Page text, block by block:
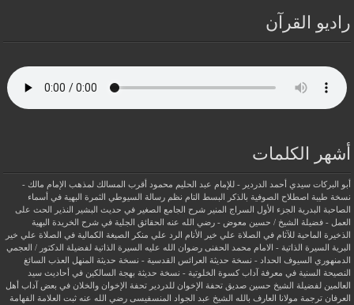
راديو القرآن
أشهر الكلمات
أبو البركات سيدي أحمد الدردير - للإمام عبد الحليم محمود
أقرب المسالك لمذهب الإمام مالك -
نسخة طيبة اصطلاح الصوفية بالذكر البسط التام نظم رسالة السيوطي
الثمرة البهية في أسماء
الصاحبة البدرية
الجزء الأول السراج المنير شرح الجامع الصغير في حديث البشير النذير
الحث على
العمل - فضيلة الشيخ / حسين معوض - رضي الله عنه
الحقائق الجلية في شرح الخريدة البهية
الذخيرة الماحية للآثام في الصلاة علي خير الأنام
الرد علي منكر الصيغة الكمالية في الصلاة علي خير
البرية
السيرة الذاتية - الامام محمد الحفنى رضوان الله عليه
السيرة الذاتية لفضيلة الدكتور / العجمي
الدمنهوري
السيوف الحداد - نسخة حديثة العرائس القدسية - نسخة حديثة
المنهل العذب السائغ
النصيحة السنية في معرفة آداب كسوة الخلوتية - نسخة حديثة بهجة السالكين في أحاديث سيد
العالمين لفضيلة الشيخ حسين صديق
تحفة الإخوان للدردير تحفة الإخوان والخلان في بعض آداب أهل
العرفان ترجمة مولانا العارف بالله الشيخ عبد الجواد المنسفيسى رضي الله عنه ثبت العلامة الفهامة